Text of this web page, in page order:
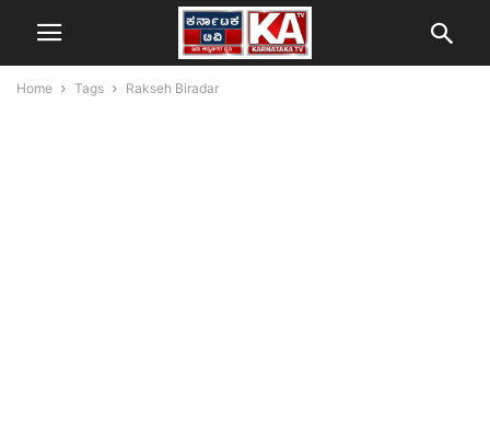
Home Tags Rakseh Biradar